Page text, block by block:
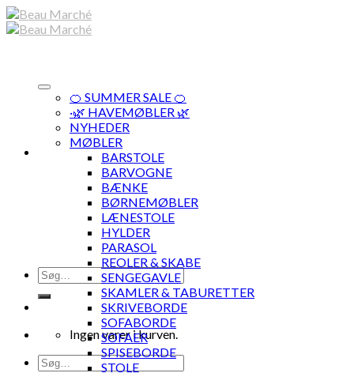
Skip
to
Søg
efter:
Ingen varer i kurven.
Søg
🍊 SUMMER SALE 🍊
·🌿 HAVEMØBLER 🌿
NYHEDER
MØBLER
BARSTOLE
BARVOGNE
BÆNKE
BØRNEMØBLER
LÆNESTOLE
HYLDER
PARASOL
REOLER & SKABE
SENGEGAVLE
SKAMLER & TABURETTER
SKRIVEBORDE
SOFABORDE
SOFAER
SPISEBORDE
STOLE